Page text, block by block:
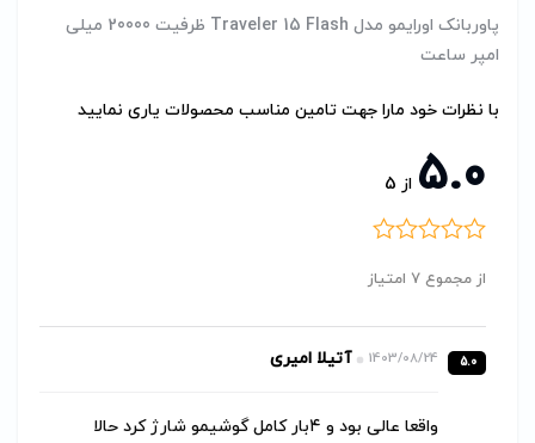
پاوربانک اورایمو مدل Traveler 15 Flash ظرفیت 20000 میلی
امپر ساعت
با نظرات خود مارا جهت تامین مناسب محصولات یاری نمایید
5.0 از 5
از مجموع 7 امتیاز
5.0
1403/08/24 آتیلا امیری
واقعا عالی بود و ۴بار کامل گوشیمو شارژ کرد حالا